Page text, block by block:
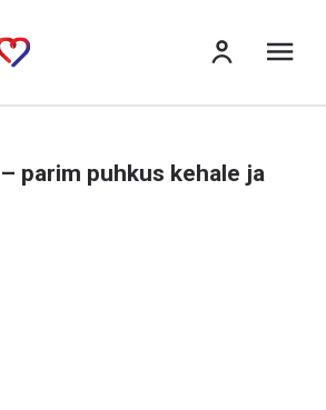
parim puhkus kehale ja